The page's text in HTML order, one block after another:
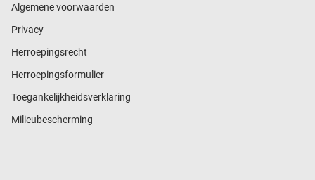
Algemene voorwaarden
Privacy
Herroepingsrecht
Herroepingsformulier
Toegankelijkheidsverklaring
Milieubescherming